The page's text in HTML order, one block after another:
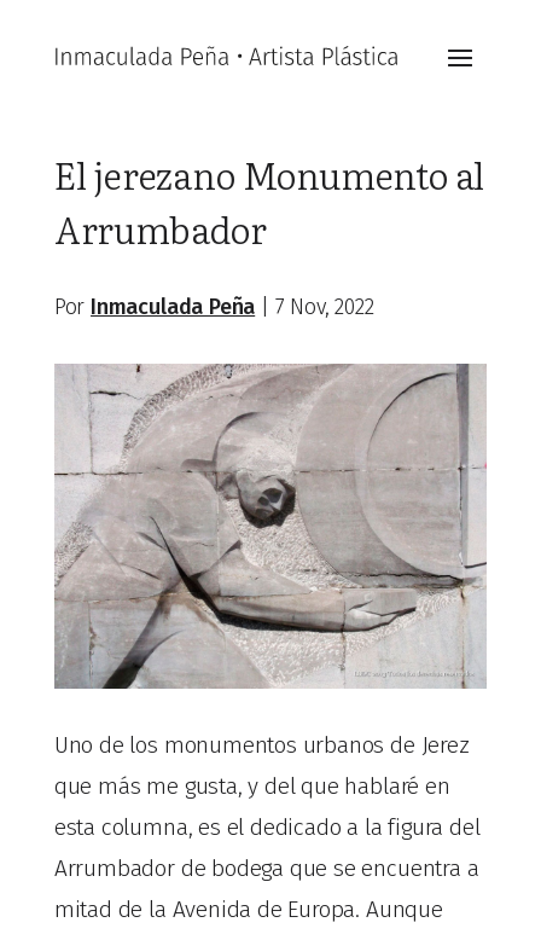
El jerezano Monumento al
Arrumbador
Por Inmaculada Peña 7 Nov, 2022
Uno de los monumentos urbanos de Jerez
que más me gusta, y del que hablaré en
esta columna, es el dedicado a la figura del
Arrumbador de bodega que se encuentra a
mitad de la Avenida de Europa. Aunque